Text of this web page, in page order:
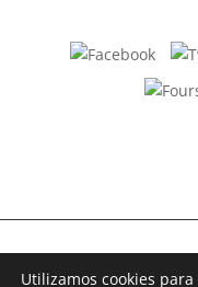
Utilizamos cookies